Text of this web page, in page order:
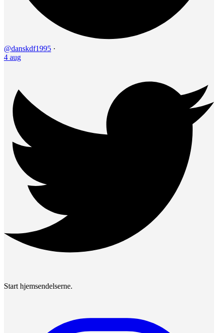
@danskdf1995 ·
4 aug
Start hjemsendelserne.